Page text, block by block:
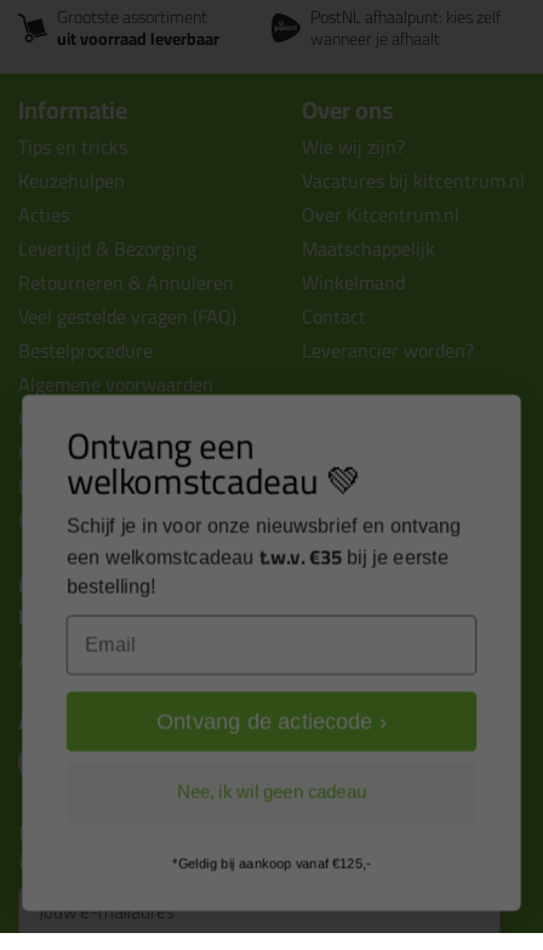
Grootste assortiment
uit voorraad leverbaar
PostNL afhaalpunt: kies zelf
wanneer je afhaalt
Informatie
Tips en tricks
Keuzehulpen
Acties
Levertijd & Bezorging
Retourneren & Annuleren
Veel gestelde vragen (FAQ)
Bestelprocedure
Algemene voorwaarden
Kitcentrum berichten
Cookies & privacy verklaring
Disclaimer
Kit cursus volgen
Over ons
Wie wij zijn?
Vacatures bij kitcentrum.nl
Over Kitcentrum.nl
Maatschappelijk
Winkelmand
Contact
Leverancier worden?
Contact
Kitcentrum B.V.
Alle contactgegevens >
Altijd op de hoogte blijven?
Nieuws, tips en exclusieve deals rechtstreeks in je
inbox
Email
Ontvang een
welkomstcadeau 💚
Schijf je in voor onze nieuwsbrief en ontvang
een welkomstcadeau t.w.v. €35 bij je eerste
bestelling!
Ontvang de actiecode ›
Nee, ik wil geen cadeau
*Geldig bij aankoop vanaf €125,-